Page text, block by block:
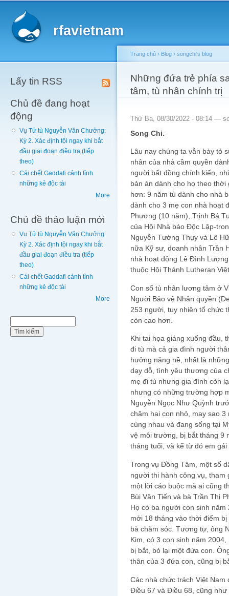
rfavietnam
Lấy tin RSS
Chủ đề đang hoạt
động
Vụ Tử tù Nguyễn Văn Chưởng:
Kỳ 2. Xác định tội ngay khi bắt
đầu giai đoạn điều tra (tiếp
theo)
Cái chết Gaddafi cảnh tỉnh
những kẻ độc tài
More
Chủ đề thảo luận mới
Vụ Tử tù Nguyễn Văn Chưởng:
Kỳ 2. Xác định tội ngay khi bắt
đầu giai đoạn điều tra (tiếp
theo)
Cái chết Gaddafi cảnh tỉnh
những kẻ độc tài
More
You are here
Trang chủ › Blog › songchi's blog
Những đứa trẻ phía
tâm, tù nhân chính trị
Thứ Ba, 08/30/2022 - 08:14 —
Song Chi.
Lâu nay chúng ta vẫn bày tỏ
nhân của nhà cầm quyền
người bất đồng chính kiến,
bản án dành cho họ theo
hơn: 9 năm tù dành cho nhà
dành cho 3 mẹ con nhà hoạt
Phương (10 năm), Trịnh Bá
của Hội Nhà báo Độc Lập-
Nguyễn Tường Thụy và Lê
nữa Kỹ sư, doanh nhân Trần
nhà hoạt động Lê Đình
thuộc Hội Thánh Lutheran
Con số tù nhân lương tâm ở
Người Bảo vệ Nhân quyền
253 người, tuy nhiên tổ chức
còn cao hơn.
Khi tai họa giáng xuống đầu,
đi tù mà cả gia đình người
hưởng nặng nề, nhất là
dạy dỗ, tình yêu thương của
mẹ đi tù nhưng gia đình còn
nhưng có những trường hợp
Nguyễn Ngọc Như Quỳnh
chăm hai con nhỏ, may sao
cùng nhau và đang sống tại
vệ môi trường, bị bắt tháng 9
tháng tuổi, và kể từ đó em
Trong vụ Đồng Tâm, một số
người thi hành công vụ, tham
một lời cáo buộc mà ai cũng
Bùi Văn Tiến và bà Trần Thị
Họ có ba người con sinh
mới 18 tháng vào thời điểm
bà chăm sóc. Tương tự, ông
Kim, có 3 con sinh năm
bị bắt, bỏ lại một đứa con.
thân của 3 đứa con, cũng bị
Các nhà chức trách Việt Nam
Điều 67 và Điều 68, cũng như